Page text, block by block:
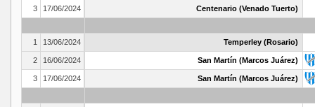
3 17/06/2024 Centenario (Venado Tuerto)
1 13/06/2024 Temperley (Rosario)
2 16/06/2024 San Martín (Marcos Juárez)
3 17/06/2024 San Martín (Marcos Juárez)